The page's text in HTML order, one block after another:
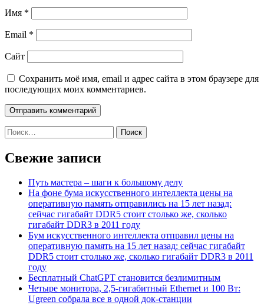
Имя *
Email *
Сайт
Сохранить моё имя, email и адрес сайта в этом браузере для
последующих моих комментариев.
Найти:
Свежие записи
Путь мастера – шаги к большому делу
На фоне бума искусственного интеллекта цены на
оперативную память отправились на 15 лет назад:
сейчас гигабайт DDR5 стоит столько же, сколько
гигабайт DDR3 в 2011 году
Бум искусственного интеллекта отправил цены на
оперативную память на 15 лет назад: сейчас гигабайт
DDR5 стоит столько же, сколько гигабайт DDR3 в 2011
году
Бесплатный ChatGPT становится безлимитным
Четыре монитора, 2,5-гигабитный Ethernet и 100 Вт:
Ugreen собрала все в одной док-станции